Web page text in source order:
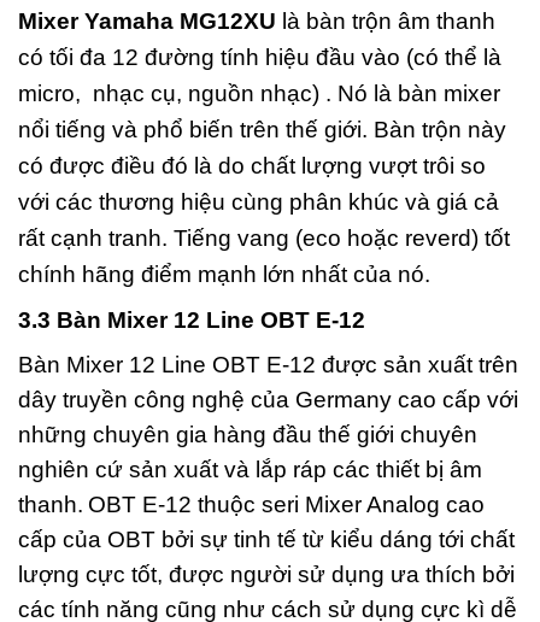
Mixer Yamaha MG12XU là bàn trộn âm thanh
có tối đa 12 đường tính hiệu đầu vào (có thể là
micro, nhạc cụ, nguồn nhạc) . Nó là bàn mixer
nổi tiếng và phổ biến trên thế giới. Bàn trộn này
có được điều đó là do chất lượng vượt trôi so
với các thương hiệu cùng phân khúc và giá cả
rất cạnh tranh. Tiếng vang (eco hoặc reverd) tốt
chính hãng điểm mạnh lớn nhất của nó.
3.3 Bàn Mixer 12 Line OBT E-12
Bàn Mixer 12 Line OBT E-12 được sản xuất trên
dây truyền công nghệ của Germany cao cấp với
những chuyên gia hàng đầu thế giới chuyên
nghiên cứ sản xuất và lắp ráp các thiết bị âm
thanh. OBT E-12 thuộc seri Mixer Analog cao
cấp của OBT bởi sự tinh tế từ kiểu dáng tới chất
lượng cực tốt, được người sử dụng ưa thích bởi
các tính năng cũng như cách sử dụng cực kì dễ